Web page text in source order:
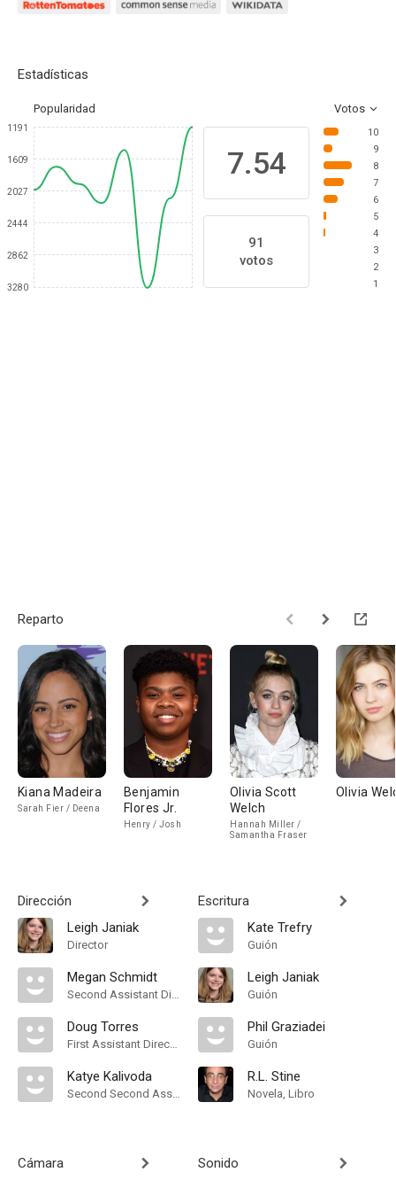
Estadísticas
Popularidad Votos
1191
1609
2027
2444
2862
3280
7.54
91
votos
10
9
8
7
6
5
4
3
2
1
Reparto
Kiana Madeira
Sarah Fier / Deena
Benjamin
Flores Jr.
Henry / Josh
Olivia Scott
Welch
Hannah Miller /
Samantha Fraser
Olivia
Dirección
Leigh Janiak
Director
Megan Schmidt
Second Assistant Director
Doug Torres
First Assistant Director
Katye Kalivoda
Second Second Assistant Director
Cámara
Escritura
Kate Trefry
Guión
Leigh Janiak
Guión
Phil Graziadei
Guión
R.L. Stine
Novela, Libro
Sonido